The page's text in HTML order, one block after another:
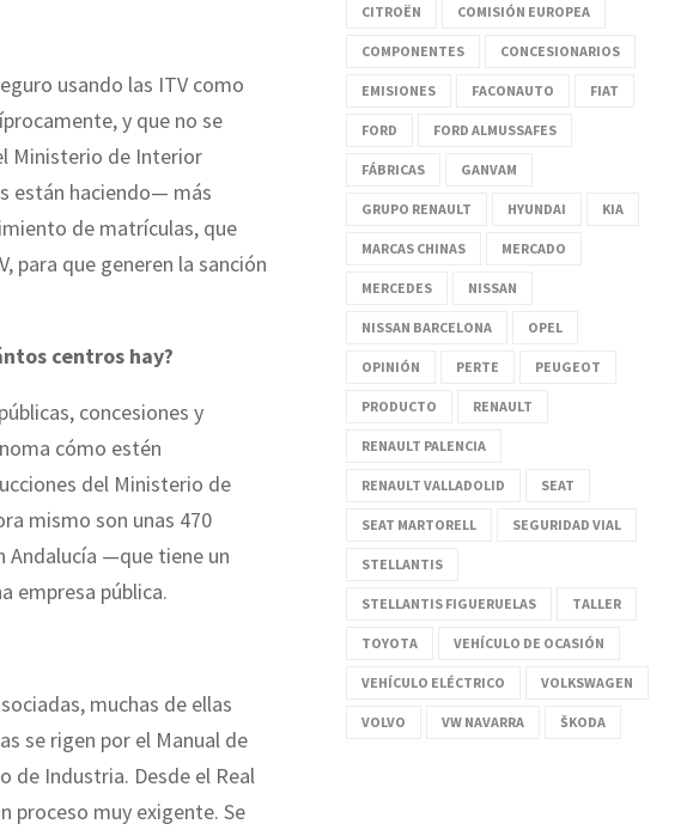
usando las ITV como
y que no se
Ministerio de Interior
están haciendo— más
de matrículas, que
para que generen la sanción
centros hay?
concesiones y
cómo estén
del Ministerio de
mismo son unas 470
Andalucía —que tiene un
empresa pública.
muchas de ellas
se rigen por el Manual de
de Industria. Desde el Real
proceso muy exigente. Se
CITROËN COMISIÓN EUROPEA
COMPONENTES CONCESIONARIOS
EMISIONES FACONAUTO FIAT
FORD FORD ALMUSSAFES
FÁBRICAS GANVAM
GRUPO RENAULT HYUNDAI KIA
MARCAS CHINAS MERCADO
MERCEDES NISSAN
NISSAN BARCELONA OPEL
OPINIÓN PERTE PEUGEOT
PRODUCTO RENAULT
RENAULT PALENCIA
RENAULT VALLADOLID SEAT
SEAT MARTORELL SEGURIDAD VIAL
STELLANTIS
STELLANTIS FIGUERUELAS TALLER
TOYOTA VEHÍCULO DE OCASIÓN
VEHÍCULO ELÉCTRICO VOLKSWAGEN
VOLVO VW NAVARRA ŠKODA